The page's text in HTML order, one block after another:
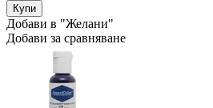
Добави в "Желани"
Добави за сравняване